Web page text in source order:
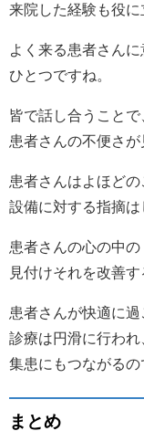
来院した経験も役に
よく来る患者さん
ひとつですね。
皆で話し合うこと
患者さんの不便さが
患者さんはよほどの
設備に対する指摘は
患者さんの心の中
見付けそれを改善す
患者さんが快適に
診療は円滑に行われ
集患にもつながるの
まとめ